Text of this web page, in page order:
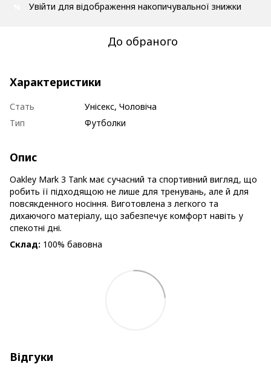
Увійти для відображення накопичувальної знижки
До обраного
Характеристики
Стать
Унісекс, Чоловіча
Тип
Футболки
Опис
Oakley Mark 3 Tank має сучасний та спортивний вигляд, що
робить її підходящою не лише для тренувань, але й для
повсякденного носіння. Виготовлена з легкого та
дихаючого матеріалу, що забезпечує комфорт навіть у
спекотні дні.
Склад: 100% бавовна
Відгуки